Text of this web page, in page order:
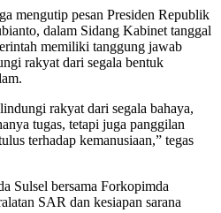
mengutip pesan Presiden Republik
dalam Sidang Kabinet tanggal
memiliki tanggung jawab
rakyat dari segala bentuk
rakyat dari segala bahaya,
tugas, tetapi juga panggilan
terhadap kemanusiaan,” tegas
Sulsel bersama Forkopimda
SAR dan kesiapan sarana